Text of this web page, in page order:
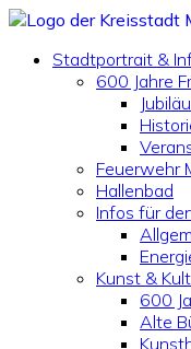
Stadtportrait &
600 Jahre
Feuerwehr
Hallenbad
Infos für
Kunst &
600
Alte